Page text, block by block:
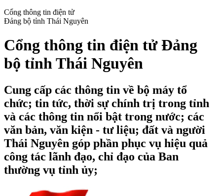
Cổng thông tin điện tử
Đảng bộ tỉnh Thái Nguyên
Cổng thông tin điện tử Đảng
bộ tỉnh Thái Nguyên
Cung cấp các thông tin về bộ máy tổ
chức; tin tức, thời sự chính trị trong tỉnh
và các thông tin nổi bật trong nước; các
văn bản, văn kiện - tư liệu; đất và người
Thái Nguyên góp phần phục vụ hiệu quả
công tác lãnh đạo, chỉ đạo của Ban
thường vụ tỉnh ủy;